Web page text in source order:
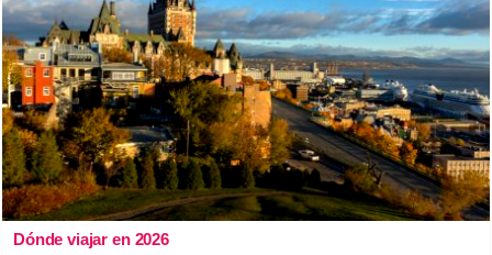
Dónde viajar en 2026